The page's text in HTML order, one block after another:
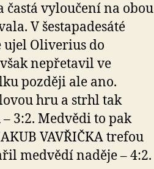
vyloučení na obou
V šestapadesáté
ujel Oliverius do
nepřetavil ve
později ale ano.
hru a strhl tak
3:2. Medvědi to pak
VAVŘIČKA trefou
medvědí naděje – 4:2.